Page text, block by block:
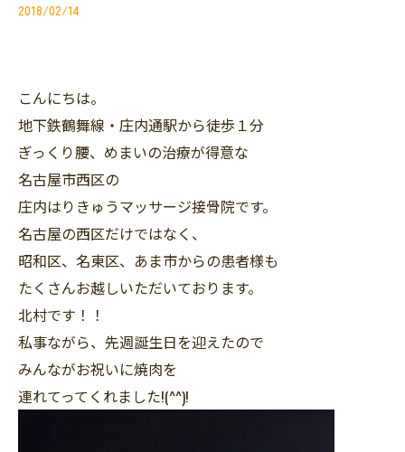
2018/02/14
こんにちは。
地下鉄鶴舞線・庄内通駅から徒歩１分
ぎっくり腰、めまいの治療が得意な
名古屋市西区の
庄内はりきゅうマッサージ接骨院です。
名古屋の西区だけではなく、
昭和区、名東区、あま市からの患者様も
たくさんお越しいただいております。
北村です！！
私事ながら、先週誕生日を迎えたので
みんながお祝いに焼肉を
連れてってくれました!(^^)!